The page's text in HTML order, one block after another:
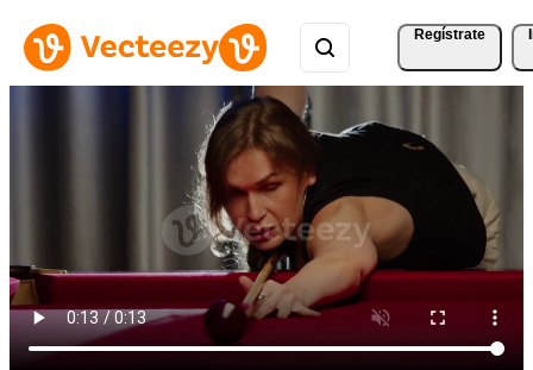
Regístrate